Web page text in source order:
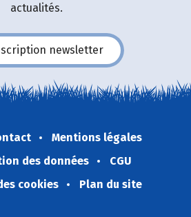
actualités.
newsletter
Mentions légales
des données
CGU
cookies
Plan du site